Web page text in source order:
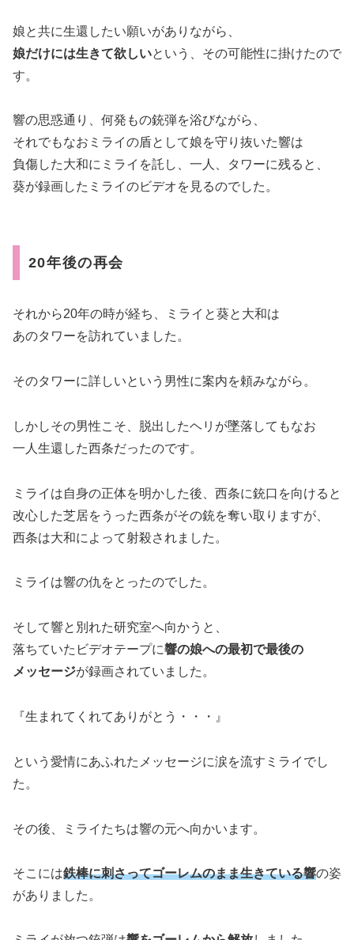
娘と共に生還したい願いがありながら、
娘だけには生きて欲しいという、その可能性に掛けたので
す。
響の思惑通り、何発もの銃弾を浴びながら、
それでもなおミライの盾として娘を守り抜いた響は
負傷した大和にミライを託し、一人、タワーに残ると、
葵が録画したミライのビデオを見るのでした。
20年後の再会
それから20年の時が経ち、ミライと葵と大和は
あのタワーを訪れていました。
そのタワーに詳しいという男性に案内を頼みながら。
しかしその男性こそ、脱出したヘリが墜落してもなお
一人生還した西条だったのです。
ミライは自身の正体を明かした後、西条に銃口を向けると
改心した芝居をうった西条がその銃を奪い取りますが、
西条は大和によって射殺されました。
ミライは響の仇をとったのでした。
そして響と別れた研究室へ向かうと、
落ちていたビデオテープに響の娘への最初で最後の
メッセージが録画されていました。
『生まれてくれてありがとう・・・』
という愛情にあふれたメッセージに涙を流すミライでし
た。
その後、ミライたちは響の元へ向かいます。
そこには鉄棒に刺さってゴーレムのまま生きている響の姿
がありました。